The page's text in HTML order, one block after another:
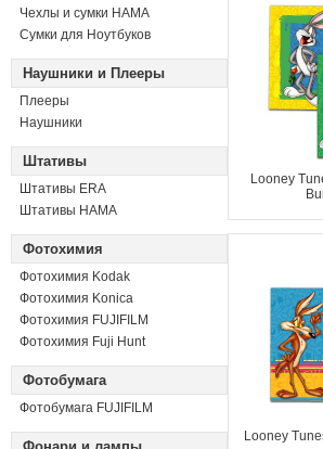
Чехлы и сумки HAMA
Сумки для Ноутбуков
Наушники и Плееры
Плееры
Наушники
Штативы
Штативы ERA
Штативы HAMA
Фотохимия
Фотохимия Kodak
Фотохимия Konica
Фотохимия FUJIFILM
Фотохимия Fuji Hunt
Фотобумага
Фотобумага FUJIFILM
Looney
Looney